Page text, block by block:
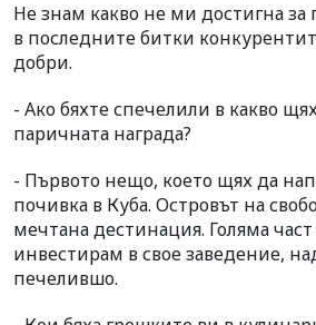
Не знам какво не ми достигна за
в последните битки
добри.
- Ако бяхте спечелили в какво
паричната награда?
- Първото нещо, което щях да
почивка в Куба. Островът на
мечтана дестинация. Голяма
инвестирам в свое заведение,
печелившо.